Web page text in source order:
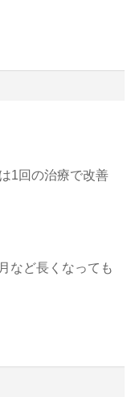
1回の治療で改善
など長くなっても